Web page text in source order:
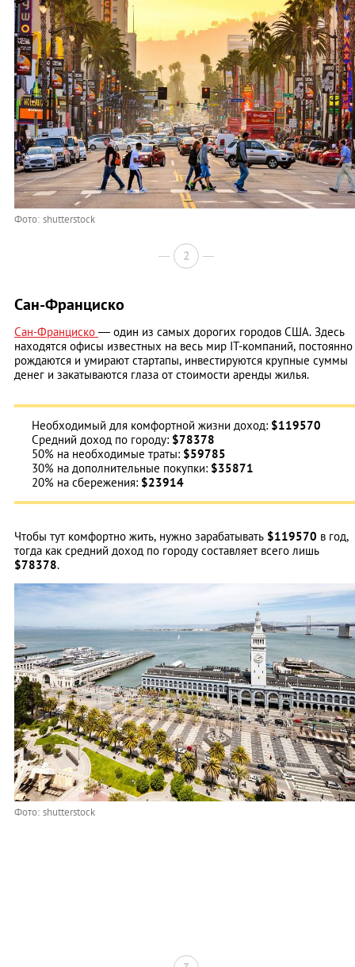
Фото: shutterstock
2
Сан-Франциско
Сан-Франциско — один из самых дорогих городов США. Здесь
находятся офисы известных на весь мир IT-компаний, постоянно
рождаются и умирают стартапы, инвестируются крупные суммы
денег и закатываются глаза от стоимости аренды жилья.
Необходимый для комфортной жизни доход: $119570
Средний доход по городу: $78378
50% на необходимые траты: $59785
30% на дополнительные покупки: $35871
20% на сбережения: $23914
Чтобы тут комфортно жить, нужно зарабатывать $119570 в год,
тогда как средний доход по городу составляет всего лишь
$78378.
Фото: shutterstock